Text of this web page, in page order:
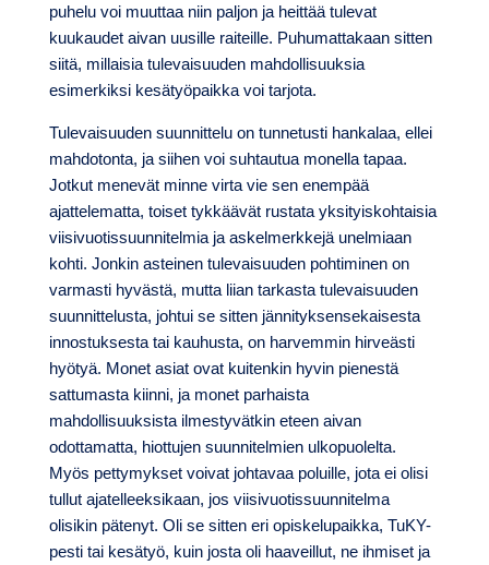
puhelu voi muuttaa niin paljon ja heittää tulevat
kuukaudet aivan uusille raiteille. Puhumattakaan sitten
siitä, millaisia tulevaisuuden mahdollisuuksia
esimerkiksi kesätyöpaikka voi tarjota.
Tulevaisuuden suunnittelu on tunnetusti hankalaa, ellei
mahdotonta, ja siihen voi suhtautua monella tapaa.
Jotkut menevät minne virta vie sen enempää
ajattelematta, toiset tykkäävät rustata yksityiskohtaisia
viisivuotissuunnitelmia ja askelmerkkejä unelmiaan
kohti. Jonkin asteinen tulevaisuuden pohtiminen on
varmasti hyvästä, mutta liian tarkasta tulevaisuuden
suunnittelusta, johtui se sitten jännityksensekaisesta
innostuksesta tai kauhusta, on harvemmin hirveästi
hyötyä. Monet asiat ovat kuitenkin hyvin pienestä
sattumasta kiinni, ja monet parhaista
mahdollisuuksista ilmestyvätkin eteen aivan
odottamatta, hiottujen suunnitelmien ulkopuolelta.
Myös pettymykset voivat johtavaa poluille, jota ei olisi
tullut ajatelleeksikaan, jos viisivuotissuunnitelma
olisikin pätenyt. Oli se sitten eri opiskelupaikka, TuKY-
pesti tai kesätyö, kuin josta oli haaveillut, ne ihmiset ja